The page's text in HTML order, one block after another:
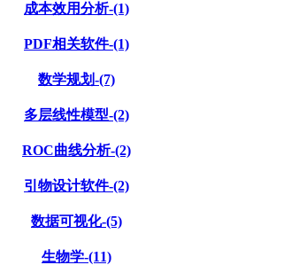
成本效用分析-(1)
PDF相关软件-(1)
数学规划-(7)
多层线性模型-(2)
ROC曲线分析-(2)
引物设计软件-(2)
数据可视化-(5)
生物学-(11)